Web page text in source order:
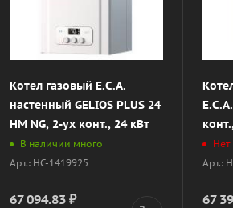
Котел газовый E.C.A.
настенный GELIOS PLUS 24
HM NG, 2-ух конт., 24 кВт
В наличии много
Арт.: НС-1419925
67 094.83 ₽
Нет
Арт.:
67